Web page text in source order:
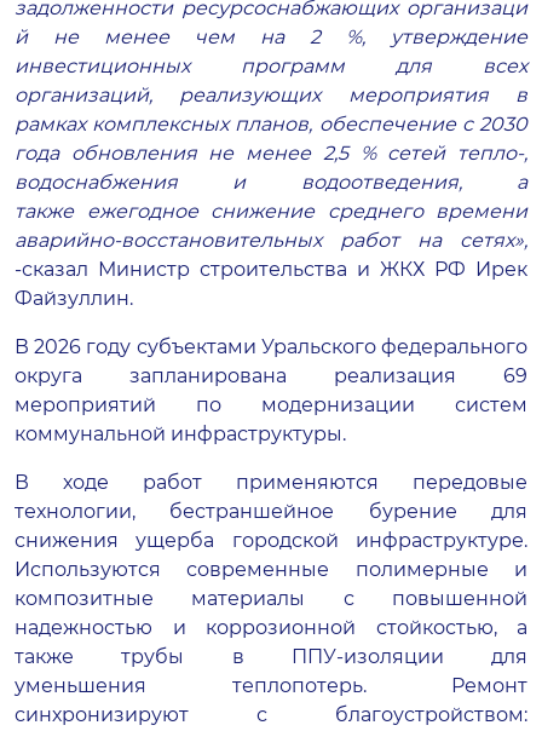
задолженности ресурсоснабжающихорганизаци
й не менее чем на 2
%, утверждение
инвестиционных программ для всех
организаций, реализующих мероприятия в
рамках комплексных планов, обеспечение с 2030
года обновления не менее 2,5% сетей тепло-,
водоснабжения и водоотведения, а
также ежегодное снижение среднего времени
аварийно-восстановительных работ на сетях»,
-сказал Министр строительства и ЖКХ РФ Ирек
Файзуллин.
В 2026 году субъектами Уральского федерального
округа запланирована реализация 69
мероприятий по модернизации систем
коммунальной инфраструктуры.
В ходе работ применяются передовые
технологии, бестраншейное бурение для
снижения ущерба городской инфраструктуре.
Используются современные полимерные и
композитные материалы с повышенной
надежностью и коррозионной стойкостью, а
также трубы в ППУ-изоляции для
уменьшения теплопотерь. Ремонт
синхронизируют с благоустройством: